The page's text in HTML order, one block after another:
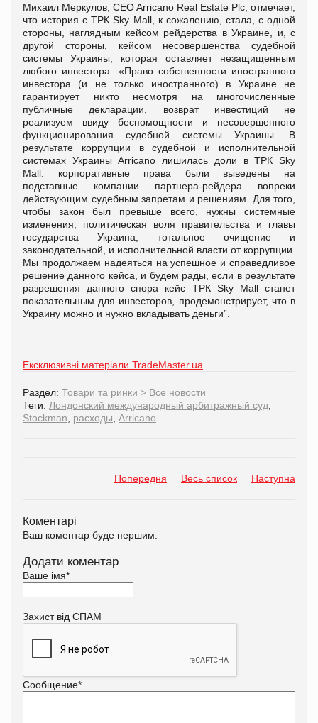
Михаил Меркулов, CEO Arricano Real Estate Plc, отмечает,
что история с ТРК Sky Mall, к сожалению, стала, с одной
стороны, наглядным кейсом рейдерства в Украине, и, с
другой стороны, кейсом несовершенства судебной
системы Украины, которая оставляет незащищенным
любого инвестора: «Право собственности иностранного
инвестора (и не только иностранного) в Украине не
гарантирует никто несмотря на многочисленные
публичные декларации, возврат инвестиций не
реализуем ввиду беспомощности и несовершенного
функционирования судебной системы Украины. В
результате коррупции в судебной и исполнительной
системах Украины Arricano лишилась доли в ТРК Sky
Mall: корпоративные права были выведены на
подставные компании партнера-рейдера вопреки
действующим судебным запретам и решениям. Для того,
чтобы закон был превыше всего, нужны системные
изменения, политическая воля правительства и главы
государства Украина, тотальное очищение и
законодательной, и исполнительной власти от коррупции.
Мы продолжаем надеяться на успешное и справедливое
решение данного кейса, и будем рады, если в результате
разрешения данного спора кейс ТРК Sky Mall станет
показательным для инвесторов, продемонстрирует, что в
Украину можно и нужно вкладывать деньги”.
Ексклюзивні матеріали TradeMaster.ua
Раздел: Товари та ринки > Все новости
Теги: Лондонский международный арбитражный суд
Stockman
расходы Arricano
Попередня Весь список Наступна
Коментарі
Ваш коментар буде першим.
Додати коментар
Ваше імя*
Захист від СПАМ
Сообщение*